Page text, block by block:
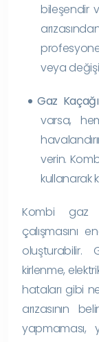
bileşendir
veya
Gaz
varsa,
verin.
kullanarak
Kombi gaz
çalışmasını
oluşturabilir.
kirlenme,
hataları gibi
arızasının
yapmaması,